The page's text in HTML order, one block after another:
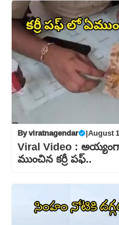
Byviratnagendar |August
Viral Video :
ముంచిన కర్రీ పఫ్‌..